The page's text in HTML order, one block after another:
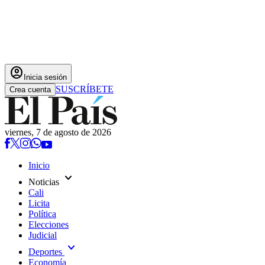
account_circle Inicia sesión
Crea cuenta SUSCRÍBETE
viernes, 7 de agosto de 2026
Inicio
Noticias expand_more
Cali
Licita
Política
Elecciones
Judicial
Deportes expand_more
Economía